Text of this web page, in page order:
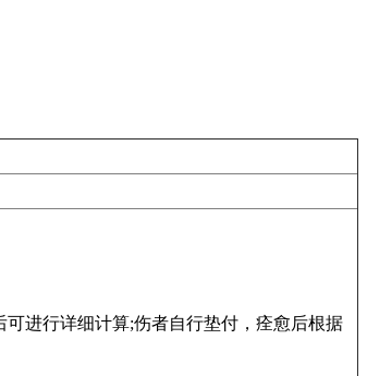
进行详细计算;伤者自行垫付，痊愈后根据